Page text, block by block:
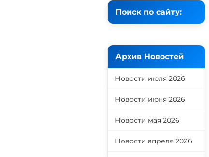
Поиск по сайту:
Архив Новостей
Новости июля 2026
Новости июня 2026
Новости мая 2026
Новости апреля 2026